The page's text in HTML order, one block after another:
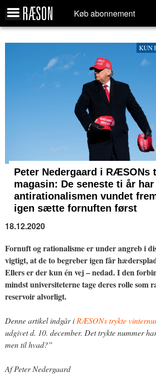
Køb abonnement
KUN
Peter Nedergaard i RÆSONs
magasin: De seneste ti år har
antirationalismen vundet
igen sætte fornuften først
18.12.2020
Fornuft og rationalisme er under angreb i
vigtigt, at de to begreber igen får
Ellers er der kun én vej – nedad. I den
mindst universiteterne tage deres rolle som
reservoir alvorligt.
Denne artikel indgår iRÆSONs trykte
udgivet d. 10. december. Det trykte nummer
men til hvad?”
Af Peter Nedergaard